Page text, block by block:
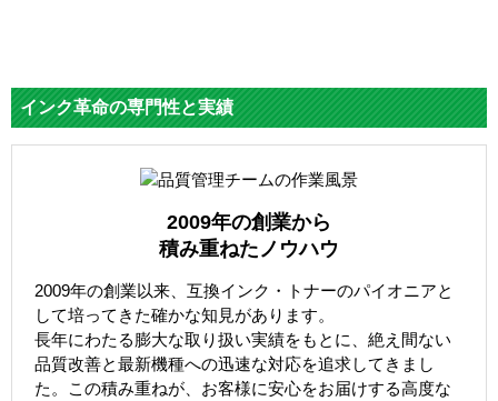
インク革命の専門性と実績
2009年の創業から
積み重ねたノウハウ
2009年の創業以来、互換インク・トナーのパイオニアと
して培ってきた確かな知見があります。
長年にわたる膨大な取り扱い実績をもとに、絶え間ない
品質改善と最新機種への迅速な対応を追求してきまし
た。この積み重ねが、お客様に安心をお届けする高度な